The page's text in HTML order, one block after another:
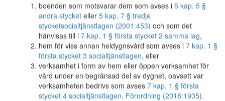
boenden som motsvarar dem som avses i 5 kap. 5 §
andra stycket eller 5 kap. 7 § tredje
stycketsocialtjänstlagen (2001:453) och som det
hänvisas till i 7 kap. 1 § första stycket 2 samma lag,
hem för viss annan heldygnsvård som avses i 7 kap. 1 §
första stycket 3 socialtjänstlagen, eller
verksamhet i form av hem eller öppen verksamhet för
vård under en begränsad del av dygnet, oavsett var
verksamheten bedrivs som avses 7 kap. 1 § första
stycket 4 socialtjänstlagen. Förordning (2018:1935).